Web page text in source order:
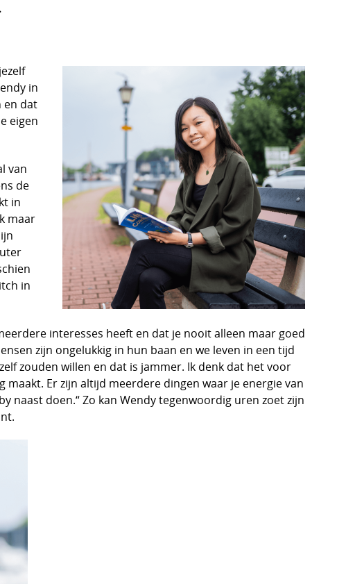
in
en dat
eigen
van
de
in
maar
in
interesses heeft en dat je nooit alleen maar goed
zijn ongelukkig in hun baan en we leven in een tijd
zouden willen en dat is jammer. Ik denk dat het voor
Er zijn altijd meerdere dingen waar je energie van
naast doen.“ Zo kan Wendy tegenwoordig uren zoet zijn